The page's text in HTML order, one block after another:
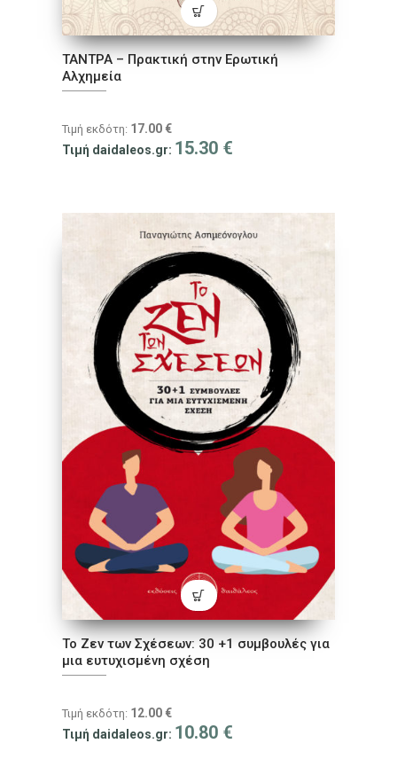
ΤΑΝΤΡΑ – Πρακτική στην Ερωτική
Αλχημεία
Τιμή εκδότη: 17.00 €
Τιμή daidaleos.gr: 15.30 €
Το Ζεν των Σχέσεων: 30 +1 συμβουλές για
μια ευτυχισμένη σχέση
Τιμή εκδότη: 12.00 €
Τιμή daidaleos.gr: 10.80 €